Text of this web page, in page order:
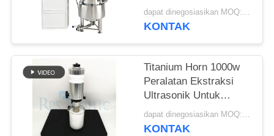
dengan tangki
pencampur pengaduk
dapat dinegosiasikan MOQ:1 Set
KONTAK
Titanium Horn 1000w
Peralatan Ekstraksi
Ultrasonik Untuk
Pengobatan Cina
dapat dinegosiasikan MOQ:1 buah
KONTAK